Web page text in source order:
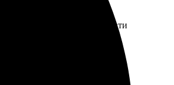
детали. Качество печати